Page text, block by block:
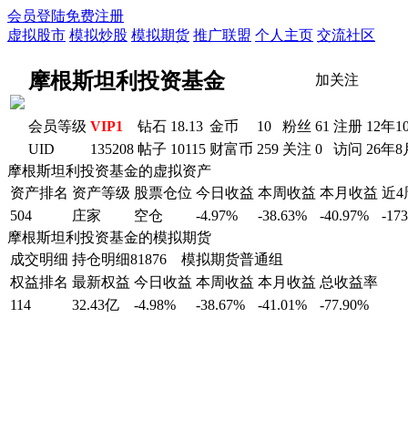
会员登陆免费注册
虚拟股市 模拟炒股 模拟期货 推广联盟 个人主页 交流社区
摩根斯坦利投资基金 加关注
会员等级 VIP1 钻石 18.13 金币 10 粉丝 61 注册 12年
UID
135208 帖子 10115 财富币 259 关注 0 访问 26年8
摩根斯坦利投资基金的虚拟资产
资产排名 资产等级 股票仓位 今日收益 本周收益 本月收益 近4
504
庄家 空仓 -4.97% -38.63% -40.97%
-
摩根斯坦利投资基金的模拟期货
成交明细 持仓明细81876 模拟期货普通组
权益排名 最新权益 今日收益 本周收益 本月收益 总收益率
114
32.43亿 -4.98% -38.67% -41.01% -77.90%